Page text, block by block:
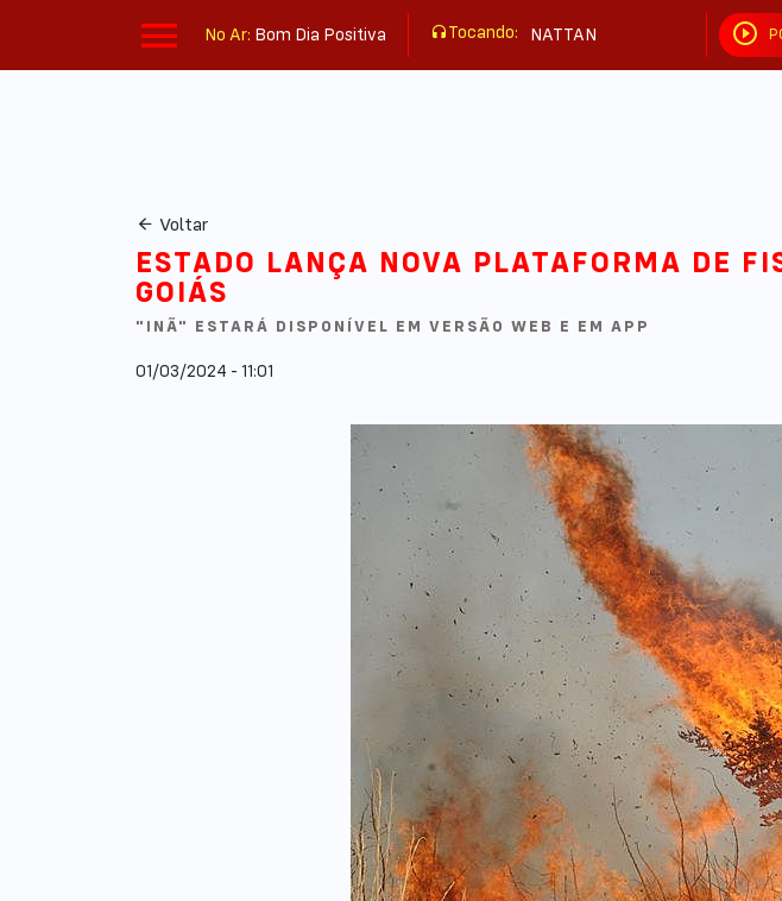
No Ar: Bom Dia Positiva Tocando:
NATTAN
APROVEITA QUE EU TÔ
Voltar
ESTADO LANÇA NOVA PLATAFORMA DE
GOIÁS
"INÃ" ESTARÁ DISPONÍVEL EM VERSÃO WEB E EM APP
01/03/2024 - 11:01